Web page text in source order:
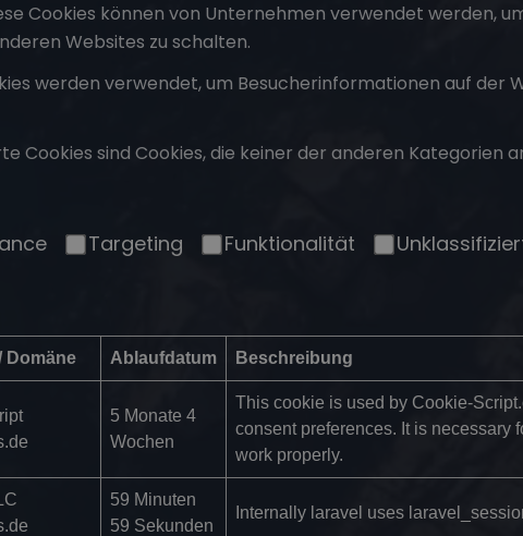
Cookies können von Unternehmen verwendet werden,
Websites zu schalten.
werden verwendet, um Besucherinformationen auf der
Cookies sind Cookies, die keiner der anderen Kategorien
Targeting Funktionalität
Domäne Ablaufdatum Beschreibung
5 Monate 4
Wochen
This cookie is used by Cookie-
consent preferences. It is necessary
work properly.
59 Minuten
59 Sekunden
Internally laravel uses